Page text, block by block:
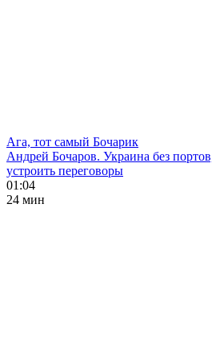
Ага, тот самый Бочарик
Андрей Бочаров. Украина без
устроить переговоры
01:04
24 мин